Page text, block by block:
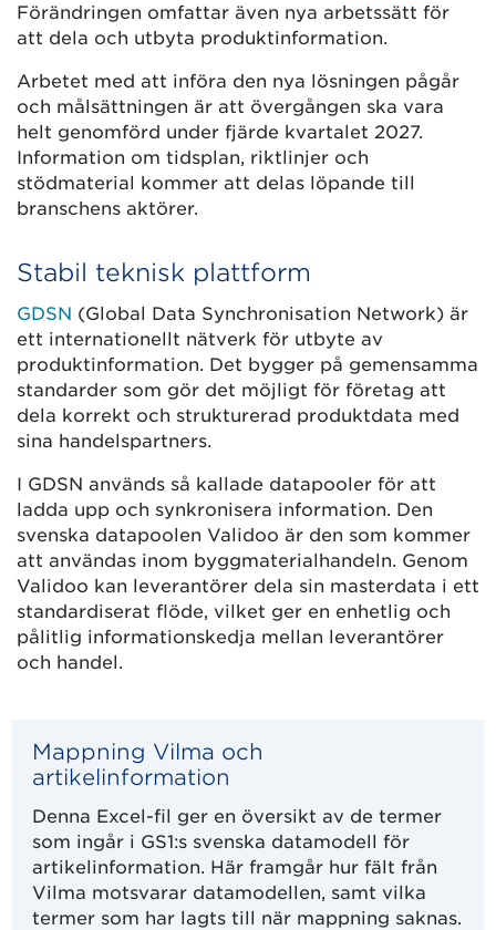
Förändringen omfattar även nya arbetssätt för
att dela och utbyta produktinformation.
Arbetet med att införa den nya lösningen pågår
och målsättningen är att övergången ska vara
helt genomförd under fjärde kvartalet 2027.
Information om tidsplan, riktlinjer och
stödmaterial kommer att delas löpande till
branschens aktörer.
Stabil teknisk plattform
GDSN (Global Data Synchronisation Network) är
ett internationellt nätverk för utbyte av
produktinformation. Det bygger på gemensamma
standarder som gör det möjligt för företag att
dela korrekt och strukturerad produktdata med
sina handelspartners.
I GDSN används så kallade datapooler för att
ladda upp och synkronisera information. Den
svenska datapoolen Validoo är den som kommer
att användas inom byggmaterialhandeln. Genom
Validoo kan leverantörer dela sin masterdata i ett
standardiserat flöde, vilket ger en enhetlig och
pålitlig informationskedja mellan leverantörer
och handel.
Mappning Vilma och
artikelinformation
Denna Excel-fil ger en översikt av de termer
som ingår i GS1:s svenska datamodell för
artikelinformation. Här framgår hur fält från
Vilma motsvarar datamodellen, samt vilka
termer som har lagts till när mappning saknas.